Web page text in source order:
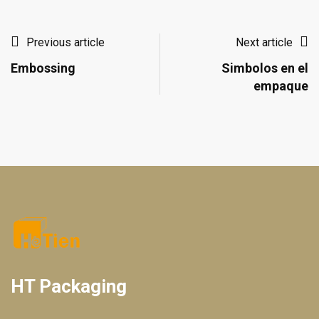
Previous article
Embossing
Next article
Simbolos en el
empaque
HT Packaging